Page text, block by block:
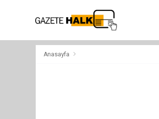
Anasayfa